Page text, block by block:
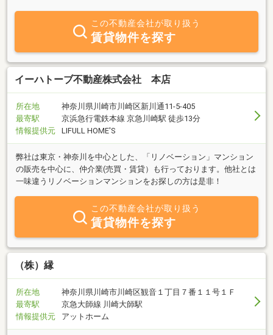
や入居者管理等でお困りのオーナー様もぜひ一度当社までご相談下
さい。経験豊富なスタッフが親身になってお応え致します。
この不動産会社が取り扱う
賃貸物件を探す
イーハトーブ不動産株式会社 本店
所在地
神奈川県川崎市川崎区新川通11-5-405
最寄駅
京浜急行電鉄本線 京急川崎駅 徒歩13分
情報提供元
LIFULL HOME'S
弊社は東京・神奈川を中心とした、「リノベーション」マンション
の販売を中心に、仲介業(売買・賃貸）も行っております。他社とは
一味違うリノベーションマンションをお探しの方は是非！
この不動産会社が取り扱う
賃貸物件を探す
（株）縁
所在地
神奈川県川崎市川崎区観音１丁目７番１１号１Ｆ
最寄駅
京急大師線 川崎大師駅
情報提供元
アットホーム